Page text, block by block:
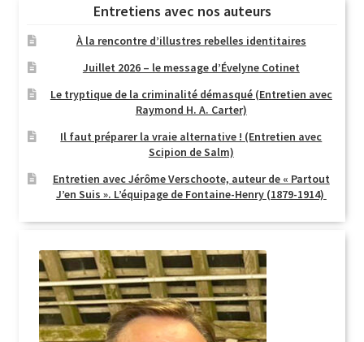
Entretiens avec nos auteurs
À la rencontre d’illustres rebelles identitaires
Juillet 2026 – le message d’Évelyne Cotinet
Le tryptique de la criminalité démasqué (Entretien avec
Raymond H. A. Carter)
Il faut préparer la vraie alternative ! (Entretien avec
Scipion de Salm)
Entretien avec Jérôme Verschoote, auteur de « Partout
J’en Suis ». L’équipage de Fontaine-Henry (1879-1914)